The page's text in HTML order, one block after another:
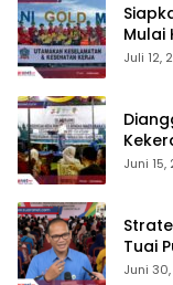
Mulai
di
Juli 12,
untuk
Juni 15,
Tuai
Juni